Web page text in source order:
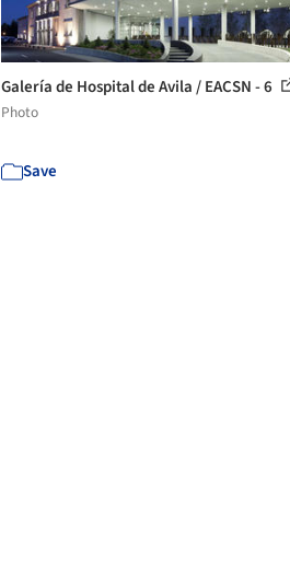
Galería de Hospital de Avila / EACSN - 6
Photo
Save